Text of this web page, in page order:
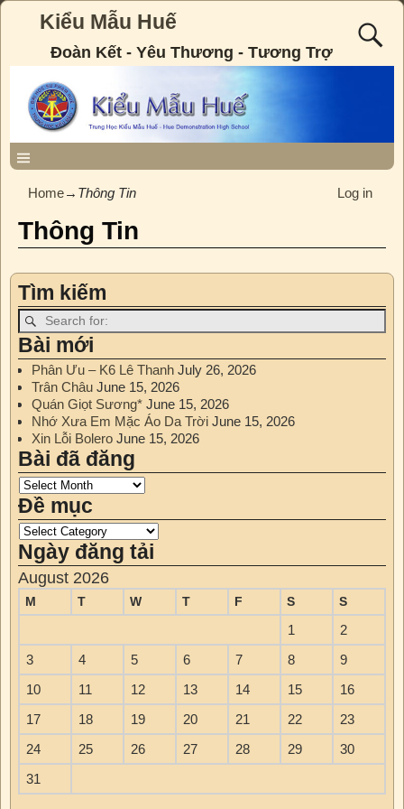
Kiểu Mẫu Huế
Đoàn Kết - Yêu Thương - Tương Trợ
Home→ Thông Tin Log in
Thông Tin
Tìm kiếm
Bài mới
Phân Ưu – K6 Lê Thanh July 26, 2026
Trân Châu June 15, 2026
Quán Giọt Sương* June 15, 2026
Nhớ Xưa Em Mặc Áo Da Trời June 15, 2026
Xin Lỗi Bolero June 15, 2026
Bài đã đăng
Đề mục
Ngày đăng tải
August 2026
M T W T F S S
1
2
3
4 5 6 7 8
9
10
11 12 13 14 15
16
17
18 19 20 21 22
23
24
25 26 27 28 29
30
31